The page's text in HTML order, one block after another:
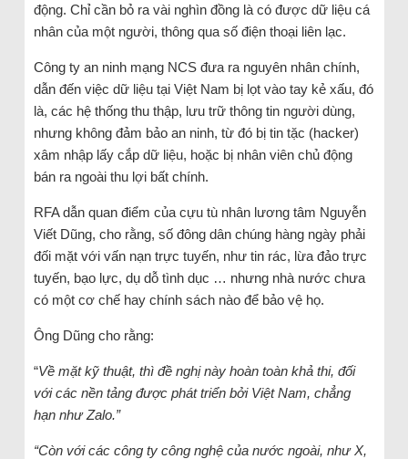
động. Chỉ cần bỏ ra vài nghìn đồng là có được dữ liệu cá
nhân của một người, thông qua số điện thoại liên lạc.
Công ty an ninh mạng NCS đưa ra nguyên nhân chính,
dẫn đến việc dữ liệu tại Việt Nam bị lọt vào tay kẻ xấu, đó
là, các hệ thống thu thập, lưu trữ thông tin người dùng,
nhưng không đảm bảo an ninh, từ đó bị tin tặc (hacker)
xâm nhập lấy cắp dữ liệu, hoặc bị nhân viên chủ động
bán ra ngoài thu lợi bất chính.
RFA dẫn quan điểm của cựu tù nhân lương tâm Nguyễn
Viết Dũng, cho rằng, số đông dân chúng hàng ngày phải
đối mặt với vấn nạn trực tuyến, như tin rác, lừa đảo trực
tuyến, bạo lực, dụ dỗ tình dục … nhưng nhà nước chưa
có một cơ chế hay chính sách nào để bảo vệ họ.
Ông Dũng cho rằng:
“Về mặt kỹ thuật, thì đề nghị này hoàn toàn khả thi, đối
với các nền tảng được phát triển bởi Việt Nam, chẳng
hạn như Zalo.”
“Còn với các công ty công nghệ của nước ngoài, như X,